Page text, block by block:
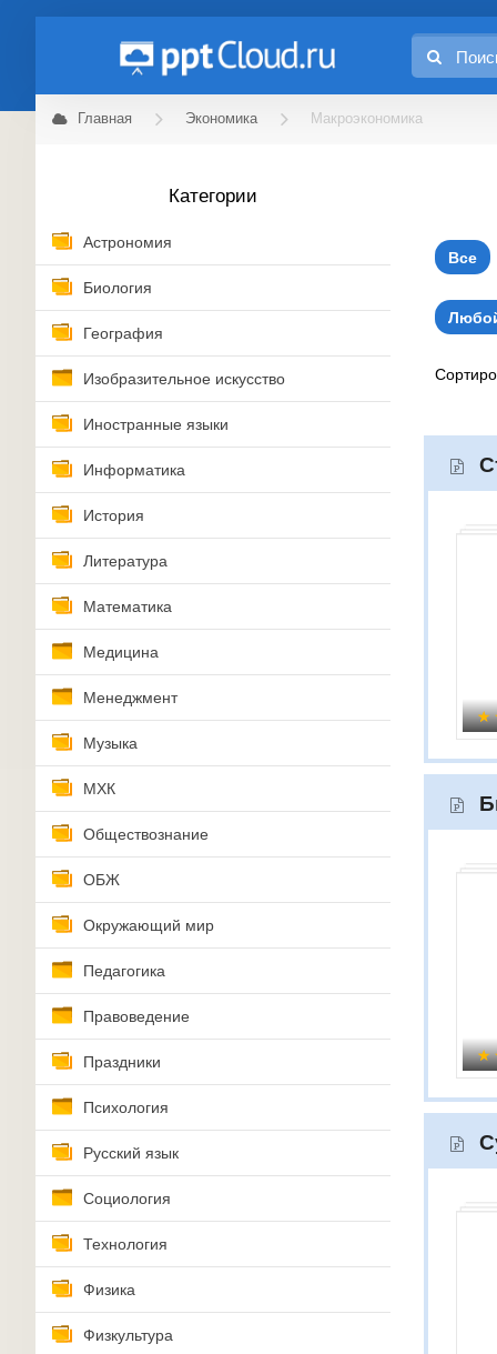
Главная Экономика Макроэкономика
Категории
Астрономия
Биология
География
Изобразительное искусство
Иностранные языки
Информатика
История
Литература
Математика
Медицина
Менеджмент
Музыка
МХК
Обществознание
ОБЖ
Окружающий мир
Педагогика
Правоведение
Праздники
Психология
Русский язык
Социология
Технология
Физика
Физкультура
Все